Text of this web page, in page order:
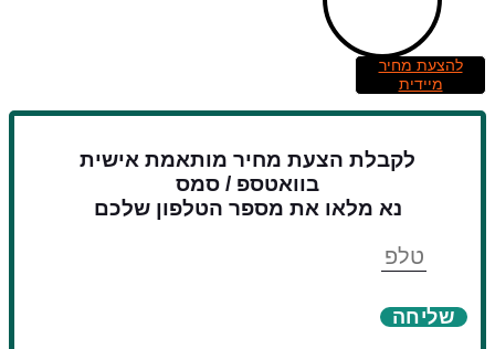
להצעת מחיר
מיידית
לקבלת הצעת מחיר מותאמת אישית
בוואטספ / סמס
נא מלאו את מספר הטלפון שלכם
שליחה